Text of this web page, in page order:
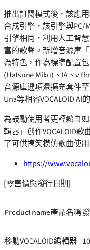
推出訂閱模式後，該應用
合成引擎，該引擎與PC/
引擎相同，利用人工智
富的歌聲。新增音源庫
為特色，作為標準配置
(Hatsune Miku)、IA、v
音源庫選項還擴充套件
Una等相容VOCALOID:AI
為鼓勵使用者更輕鬆自如
輯器」創作VOCALOID
了可供搞笑模仿歌曲使
https://
[零售價與發行日期]
Product name產品名稱
移動VOCALOID編輯器